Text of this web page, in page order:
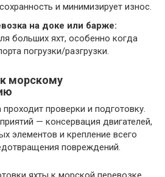
и минимизирует износ.
на доке или барже:
больших яхт, особенно когда
погрузки/разгрузки.
морскому
проверки и подготовку.
— консервация двигателей,
элементов и крепление всего
повреждений.